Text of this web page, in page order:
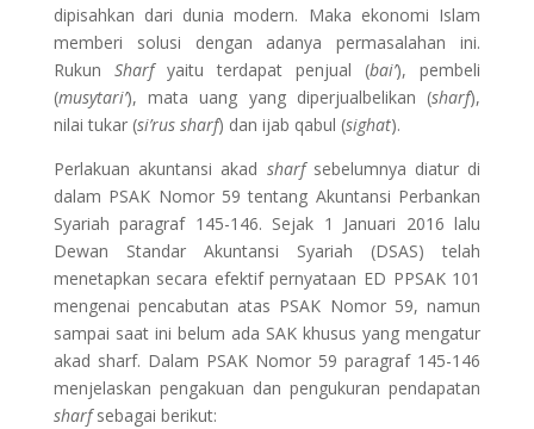
dipisahkan dari dunia modern. Maka ekonomi Islam
memberi solusi dengan adanya permasalahan ini.
Rukun Sharfyaitu terdapat penjual (bai’), pembeli
(musytari’), mata uang yang diperjualbelikan (sharf),
nilai tukar (si’rus sharf) dan ijab qabul (sighat).
Perlakuan akuntansi akad sharfsebelumnya diatur di
dalam PSAK Nomor 59 tentang Akuntansi Perbankan
Syariah paragraf 145-146. Sejak 1 Januari 2016 lalu
Dewan Standar Akuntansi Syariah (DSAS) telah
menetapkan secara efektif pernyataan ED PPSAK 101
mengenai pencabutan atas PSAK Nomor 59, namun
sampai saat ini belum ada SAK khusus yang mengatur
akad sharf. Dalam PSAK Nomor 59 paragraf 145-146
menjelaskan pengakuan dan pengukuran pendapatan
sharfsebagai berikut: